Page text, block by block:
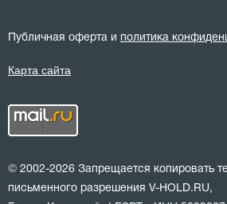
Публичная оферта и политика
Карта сайта
© 2002-2026 Запрещается копировать
письменного разрешения V-HOLD.RU,